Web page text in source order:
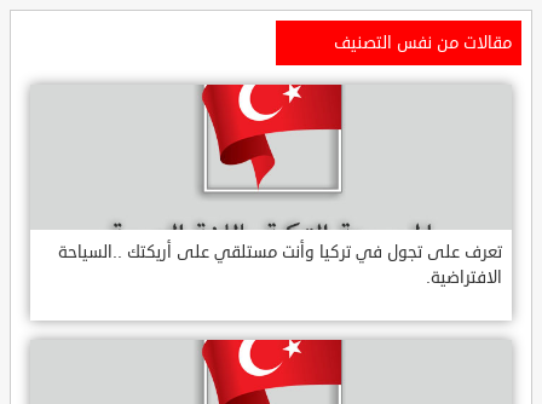
مقالات من نفس التصنيف
تعرف على تجول في تركيا وأنت مستلقي على أريكتك ..السياحة
الافتراضية.